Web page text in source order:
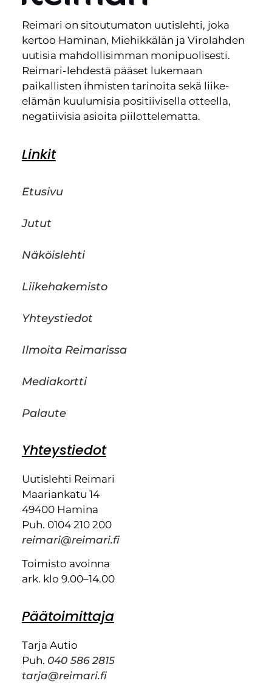
Reimari on sitoutumaton uutislehti, joka
kertoo Haminan, Miehikkälän ja Virolahden
uutisia mahdollisimman monipuolisesti.
Reimari-lehdestä pääset lukemaan
paikallisten ihmisten tarinoita sekä liike-
elämän kuulumisia positiivisella otteella,
negatiivisia asioita piilottelematta.
Linkit
Etusivu
Jutut
Näköislehti
Liikehakemisto
Yhteystiedot
Ilmoita Reimarissa
Mediakortti
Palaute
Yhteystiedot
Uutislehti Reimari
Maariankatu 14
49400 Hamina
Puh. 0104 210 200
reimari@reimari.fi
Toimisto avoinna
ark. klo 9.00–14.00
Päätoimittaja
Tarja Autio
Puh. 040 586 2815
tarja@reimari.fi